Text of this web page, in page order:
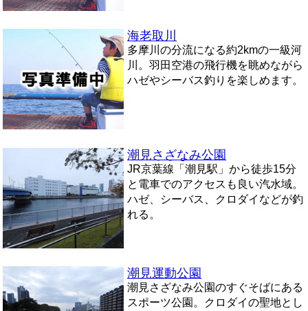
海老取川
多摩川の分流になる約2kmの一級河
川。羽田空港の飛行機を眺めながら
ハゼやシーバス釣りを楽しめます。
潮見さざなみ公園
JR京葉線「潮見駅」から徒歩15分
と電車でのアクセスも良い汽水域。
ハゼ、シーバス、クロダイなどが釣
れる。
潮見運動公園
潮見さざなみ公園のすぐそばにある
スポーツ公園。クロダイの聖地とし